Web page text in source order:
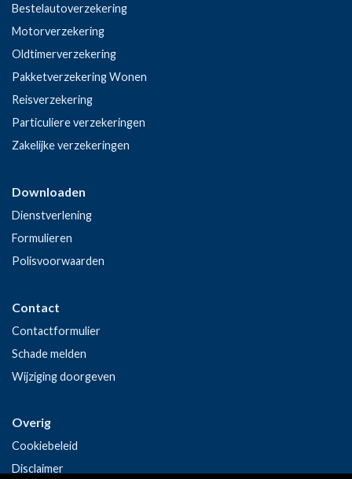
Bestelautoverzekering
Motorverzekering
Oldtimerverzekering
Pakketverzekering Wonen
Reisverzekering
Particuliere verzekeringen
Zakelijke verzekeringen
Downloaden
Dienstverlening
Formulieren
Polisvoorwaarden
Contact
Contactformulier
Schade melden
Wijziging doorgeven
Overig
Cookiebeleid
Disclaimer